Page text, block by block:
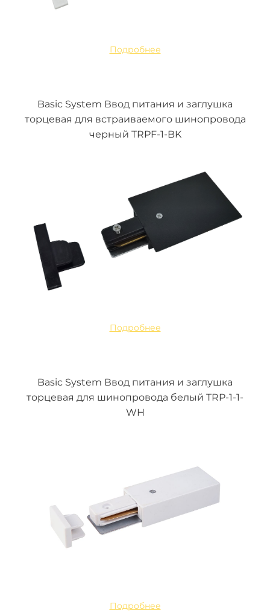
Подробнее
Basic System Ввод питания и заглушка
торцевая для встраиваемого шинопровода
черный TRPF-1-BK
Подробнее
Basic System Ввод питания и заглушка
торцевая для шинопровода белый TRP-1-1-
WH
Подробнее